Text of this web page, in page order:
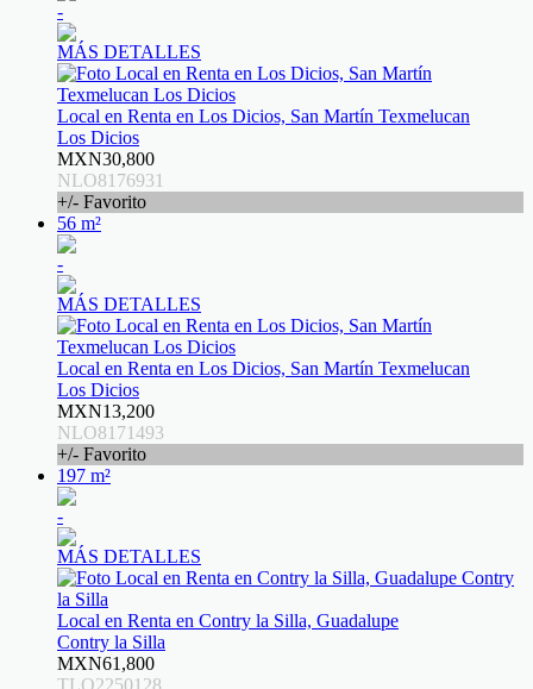
-
MÁS DETALLES
Local en Renta en Los Dicios, San Martín Texmelucan
Los Dicios
MXN30,800
NLO8176931
+/- Favorito
56 m²
-
MÁS DETALLES
Local en Renta en Los Dicios, San Martín Texmelucan
Los Dicios
MXN13,200
NLO8171493
+/- Favorito
197 m²
-
MÁS DETALLES
Local en Renta en Contry la Silla, Guadalupe
Contry la Silla
MXN61,800